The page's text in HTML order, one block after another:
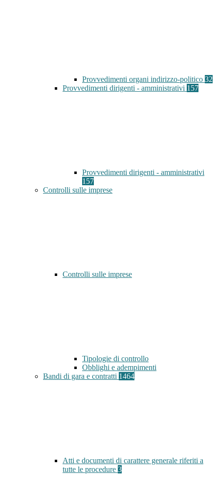
Provvedimenti organi indirizzo-politico 32
Provvedimenti dirigenti - amministrativi 157
Provvedimenti dirigenti - amministrativi
157
Controlli sulle imprese
Controlli sulle imprese
Tipologie di controllo
Obblighi e adempimenti
Bandi di gara e contratti 1464
Atti e documenti di carattere generale riferiti a
tutte le procedure 3